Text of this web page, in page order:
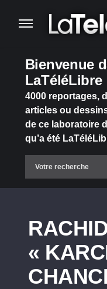
Bienvenue
LaTéléLibre
4000 reportages,
articles ou
de ce laboratoire
qu’a été
«